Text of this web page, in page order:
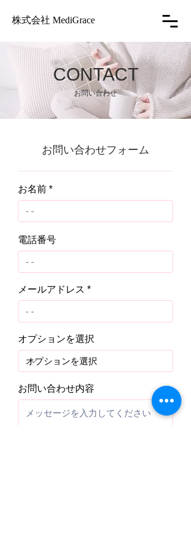
株式会社 MediGrace
CONTACT
お問い合わせ
お問い合わせフォーム
お名前
電話番号
メールアドレス
オプションを選択
お問い合わせ内容